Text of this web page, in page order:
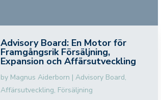
Advisory Board: En Motor för
Framgångsrik Försäljning,
Expansion och Affärsutveckling
by Magnus Aiderborn |Advisory Board,
Affärsutveckling, Försäljning